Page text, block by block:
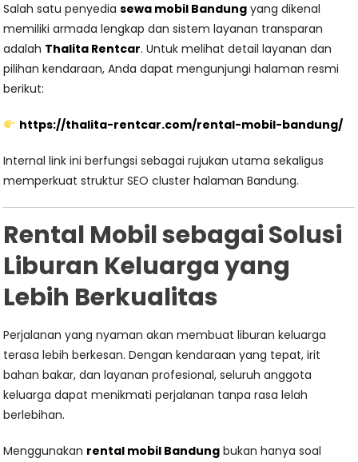
Salah satu penyediasewa mobil Bandung yang dikenal
memiliki armada lengkap dan sistem layanan transparan
adalah Thalita Rentcar. Untuk melihat detail layanan dan
pilihan kendaraan, Anda dapat mengunjungi halaman resmi
berikut:
https://thalita-rentcar.com/rental-mobil-bandung/
Internal link ini berfungsi sebagai rujukan utama sekaligus
memperkuat struktur SEO cluster halaman Bandung.
Rental Mobil sebagai Solusi
Liburan Keluarga yang
Lebih Berkualitas
Perjalanan yang nyaman akan membuat liburan keluarga
terasa lebih berkesan. Dengan kendaraan yang tepat, irit
bahan bakar, dan layanan profesional, seluruh anggota
keluarga dapat menikmati perjalanan tanpa rasa lelah
berlebihan.
Menggunakan rental mobil Bandung bukan hanya soal